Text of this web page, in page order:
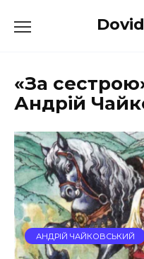
до
«За
Андрій
АНДРІЙ ЧАЙКОВСЬКИЙ